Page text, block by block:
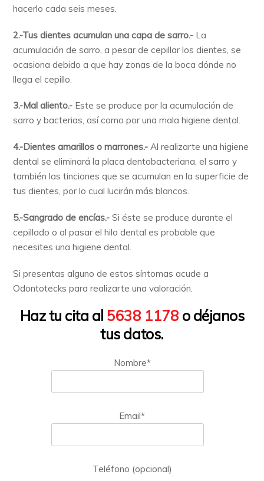
hacerlo cada seis meses.
2.-Tus dientes acumulan una capa de sarro.- La
acumulación de sarro, a pesar de cepillar los dientes, se
ocasiona debido a que hay zonas de la boca dónde no
llega el cepillo.
3.-Mal aliento.- Este se produce por la acumulación de
sarro y bacterias, así como por una mala higiene dental.
4.-Dientes amarillos o marrones.- Al realizarte una higiene
dental se eliminará la placa dentobacteriana, el sarro y
también las tinciones que se acumulan en la superficie de
tus dientes, por lo cual lucirán más blancos.
5.-Sangrado de encías.- Si éste se produce durante el
cepillado o al pasar el hilo dental es probable que
necesites una higiene dental.
Si presentas alguno de estos síntomas acude a
Odontotecks para realizarte una valoración.
Haz tu cita al 5638 1178 o déjanos
tus datos.
Nombre*
Email*
Teléfono (opcional)